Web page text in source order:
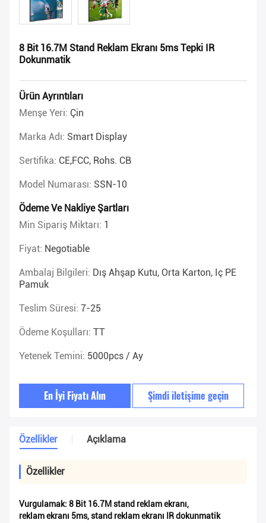
8 Bit 16.7M Stand Reklam Ekranı 5ms Tepki IR
Dokunmatik
Ürün Ayrıntıları
Menşe Yeri: Çin
Marka Adı: Smart Display
Sertifika: CE,FCC, Rohs. CB
Model Numarası: SSN-10
Ödeme Ve Nakliye Şartları
Min Sipariş Miktarı: 1
Fiyat: Negotiable
Ambalaj Bilgileri: Dış Ahşap Kutu, Orta Karton, Iç PE
Pamuk
Teslim Süresi: 7-25
Ödeme Koşulları: TT
Yetenek Temini: 5000pcs / Ay
En İyi Fiyatı Alın Şimdi iletişime geçin
Özellikler Açıklama
Özellikler
Vurgulamak: 8 Bit 16.7M stand reklam ekranı,
reklam ekranı 5ms,stand reklam ekranı IR dokunmatik